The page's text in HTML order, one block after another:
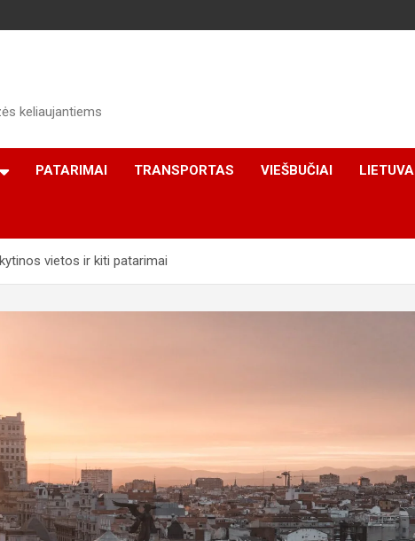
keliaujantiems
PATARIMAI TRANSPORTAS VIEŠBUČIAI LIETUVA
vietos ir kiti patarimai